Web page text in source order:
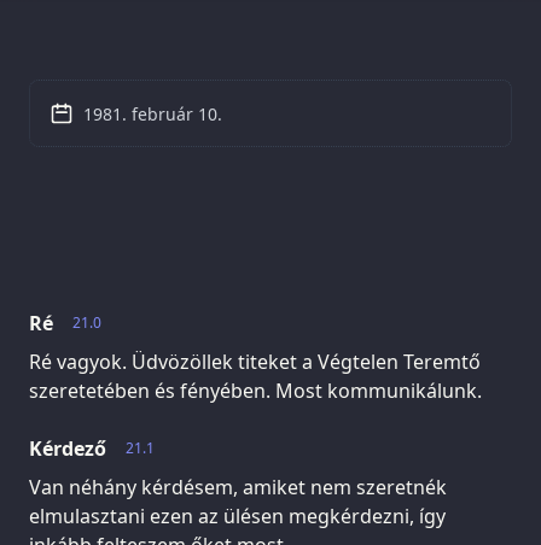
21.0
Ré
Ré vagyok. Üdvözöllek titeket a Végtelen Teremtő
szeretetében és fényében. Most kommunikálunk.
21.1
Kérdező
Van néhány kérdésem, amiket nem szeretnék
elmulasztani ezen az ülésen megkérdezni, így
1981. február 10.